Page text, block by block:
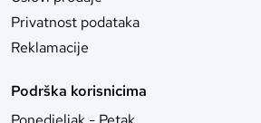
Privatnost podataka
Reklamacije
Podrška korisnicima